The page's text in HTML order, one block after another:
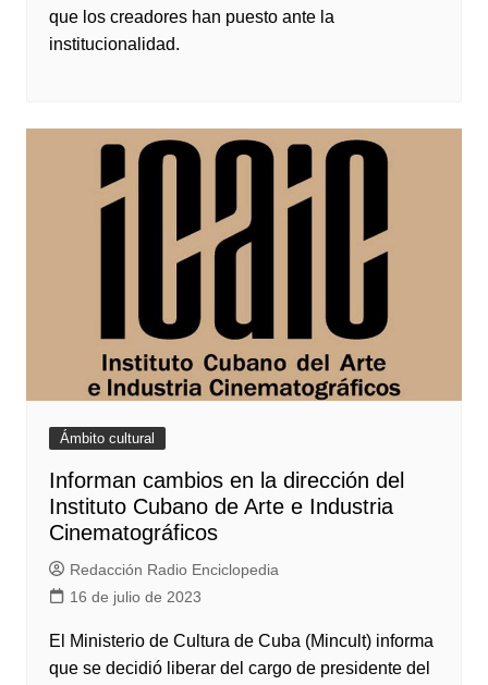
que los creadores han puesto ante la
institucionalidad.
Ámbito cultural
Informan cambios en la dirección del
Instituto Cubano de Arte e Industria
Cinematográficos
Redacción Radio Enciclopedia
16 de julio de 2023
El Ministerio de Cultura de Cuba (Mincult) informa
que se decidió liberar del cargo de presidente del